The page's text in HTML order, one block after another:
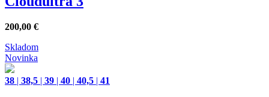
200,00 €
Skladom
Novinka
38 | 38,5 | 39 | 40 | 40,5 | 41